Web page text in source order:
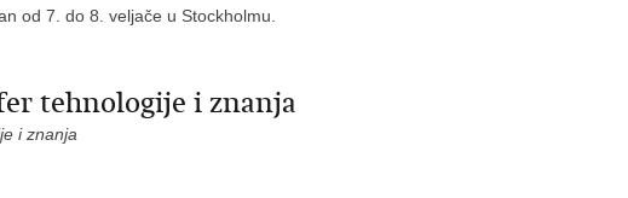
od 7. do 8. veljače u Stockholmu.
tehnologije i znanja
i znanja